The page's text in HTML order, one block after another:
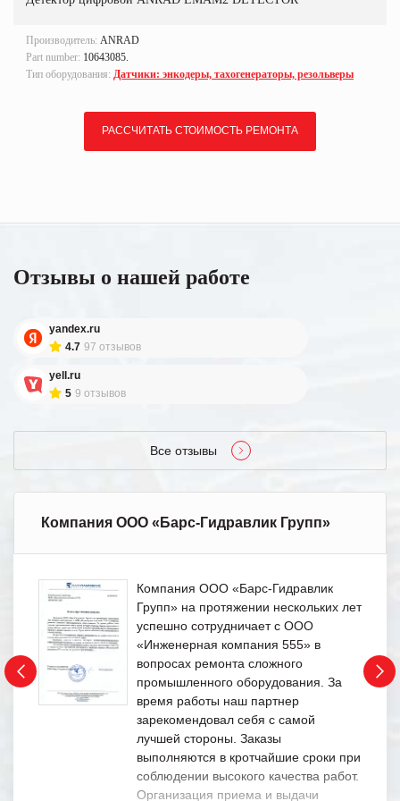
Производитель: ANRAD
Part number: 10643085.
Тип оборудования: Датчики: энкодеры, тахогенераторы, резольверы
РАССЧИТАТЬ СТОИМОСТЬ РЕМОНТА
Отзывы о нашей работе
yandex.ru
4.7 97 отзывов
yell.ru
5 9 отзывов
Все отзывы
Компания ООО «Барс-Гидравлик Групп»
Компания ООО «Барс-Гидравлик
Групп» на протяжении нескольких лет
успешно сотрудничает с ООО
«Инженерная компания 555» в
вопросах ремонта сложного
промышленного оборудования. За
время работы наш партнер
зарекомендовал себя с самой
лучшей стороны. Заказы
выполняются в кротчайшие сроки при
соблюдении высокого качества работ.
Организация приема и выдачи